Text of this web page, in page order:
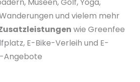
und vielem mehr
wie Greenfee
E-Bike-Verleih und E-
Angebote